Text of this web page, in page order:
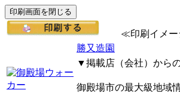
≪印刷イメー
勝又造園
▼掲載店（会社）から
御殿場市の最大級地域